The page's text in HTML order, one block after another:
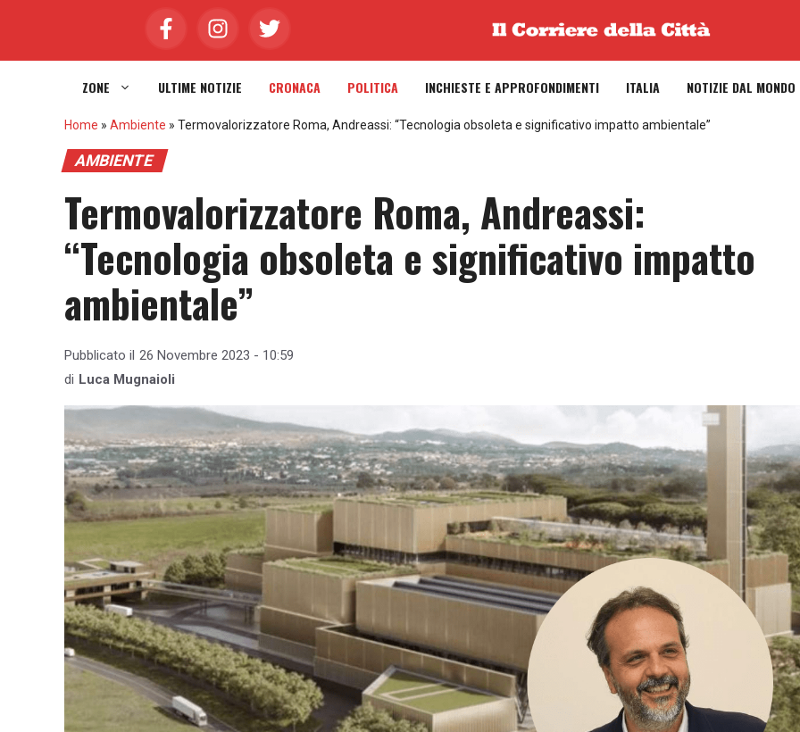
ZONE ULTIME NOTIZIE CRONACA POLITICA INCHIESTE E APPROFONDIMENTI ITALIA NOTIZIE DAL MONDO
Home » Ambiente » Termovalorizzatore Roma, Andreassi: “Tecnologia obsoleta e significativo impatto ambientale”
AMBIENTE
Termovalorizzatore Roma, Andreassi:
“Tecnologia obsoleta e significativo impatto
ambientale”
Pubblicato il 26 Novembre 2023 - 10:59
di Luca Mugnaioli